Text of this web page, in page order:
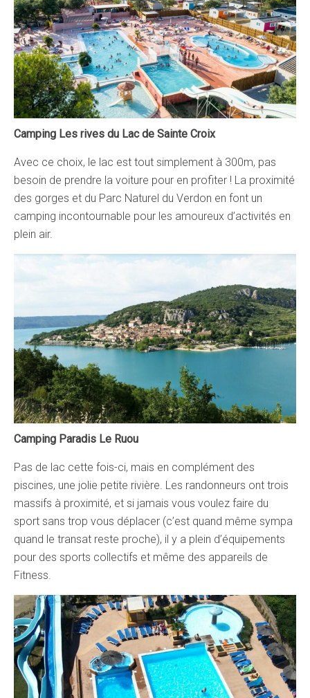
Camping Les rives du Lac de Sainte Croix
Avec ce choix, le lac est tout simplement à 300m, pas
besoin de prendre la voiture pour en profiter ! La proximité
des gorges et du Parc Naturel du Verdon en font un
camping incontournable pour les amoureux d’activités en
plein air.
Camping Paradis Le Ruou
Pas de lac cette fois-ci, mais en complément des
piscines, une jolie petite rivière. Les randonneurs ont trois
massifs à proximité, et si jamais vous voulez faire du
sport sans trop vous déplacer (c’est quand même sympa
quand le transat reste proche), il y a plein d’équipements
pour des sports collectifs et même des appareils de
Fitness.